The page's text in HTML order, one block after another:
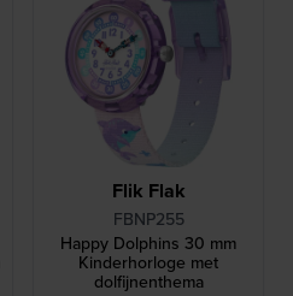
Flik Flak
FBNP255
Happy Dolphins 30 mm
Kinderhorloge met
dolfijnenthema